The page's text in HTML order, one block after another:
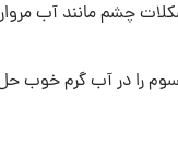
چشم مانند آب
را در آب گرم خوب